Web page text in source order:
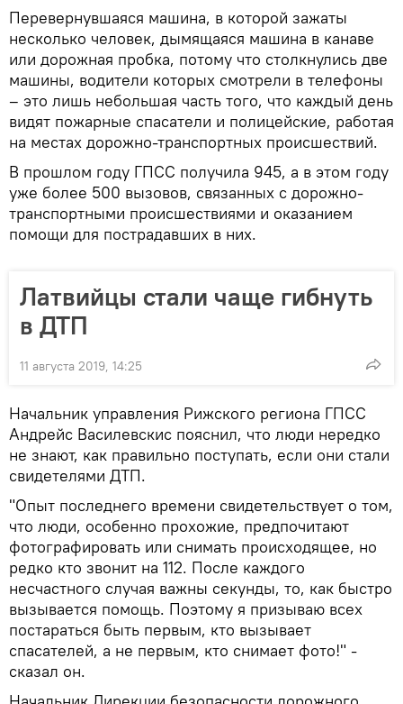
Перевернувшаяся машина, в которой зажаты
несколько человек, дымящаяся машина в канаве
или дорожная пробка, потому что столкнулись две
машины, водители которых смотрели в телефоны
– это лишь небольшая часть того, что каждый день
видят пожарные спасатели и полицейские, работая
на местах дорожно-транспортных происшествий.
В прошлом году ГПСС получила 945, а в этом году
уже более 500 вызовов, связанных с дорожно-
транспортными происшествиями и оказанием
помощи для пострадавших в них.
Латвийцы стали чаще гибнуть
в ДТП
11 августа 2019, 14:25
Начальник управления Рижского региона ГПСС
Андрейс Василевскис пояснил, что люди нередко
не знают, как правильно поступать, если они стали
свидетелями ДТП.
"Опыт последнего времени свидетельствует о том,
что люди, особенно прохожие, предпочитают
фотографировать или снимать происходящее, но
редко кто звонит на 112. После каждого
несчастного случая важны секунды, то, как быстро
вызывается помощь. Поэтому я призываю всех
постараться быть первым, кто вызывает
спасателей, а не первым, кто снимает фото!" -
сказал он.